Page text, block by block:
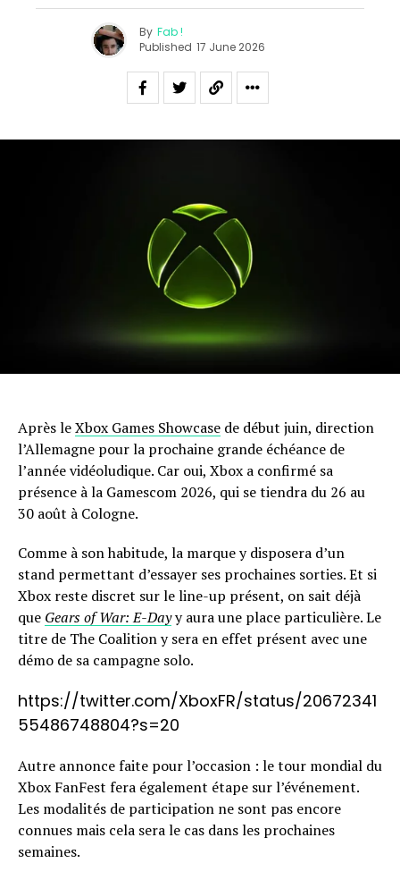
By Fab !
Published 17 June 2026
Après leXbox Games Showcase de début juin, direction
l’Allemagne pour la prochaine grande échéance de
l’année vidéoludique. Car oui, Xbox a confirmé sa
présence à la Gamescom 2026, qui se tiendra du 26 au
30 août à Cologne.
Comme à son habitude, la marque y disposera d’un
stand permettant d’essayer ses prochaines sorties. Et si
Xbox reste discret sur le line-up présent, on sait déjà
que Gears of War: E-Dayy aura une place particulière. Le
titre de The Coalition y sera en effet présent avec une
démo de sa campagne solo.
https://twitter.com/XboxFR/status/20672341
55486748804?s=20
Autre annonce faite pour l’occasion : le tour mondial du
Xbox FanFest fera également étape sur l’événement.
Les modalités de participation ne sont pas encore
connues mais cela sera le cas dans les prochaines
semaines.